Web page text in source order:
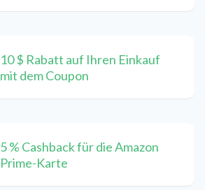
10 $ Rabatt auf Ihren Einkauf
mit dem Coupon
5 % Cashback für die Amazon
Prime-Karte